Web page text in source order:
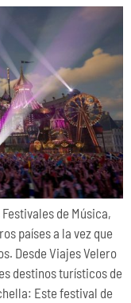
de Música,
países a la vez que
Desde Viajes Velero
destinos turísticos de
Este festival de